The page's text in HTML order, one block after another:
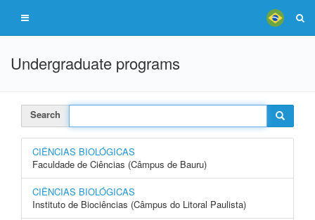
Undergraduate programs
Search
CIÊNCIAS BIOLÓGICAS
Faculdade de Ciências (Câmpus de Bauru)
CIÊNCIAS BIOLÓGICAS
Instituto de Biociências (Câmpus do Litoral Paulista)